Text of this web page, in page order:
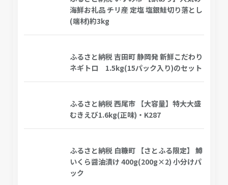
海鮮お礼品 チリ産 定塩 塩銀鮭切り落とし
(端材)約3kg
ふるさと納税 吉田町 静岡発 新鮮こだわり
ネギトロ 1.5kg(15パック入り)のセット
ふるさと納税 西尾市 【大容量】特大大盛
むきえび1.6kg(正味)・K287
ふるさと納税 白糠町 【さとふる限定】 鱒
いくら醤油漬け 400g(200g×2) 小分けパ
ック